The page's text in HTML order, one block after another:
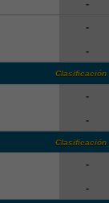
-
-
-
Clasificación
-
-
Clasificación
-
-